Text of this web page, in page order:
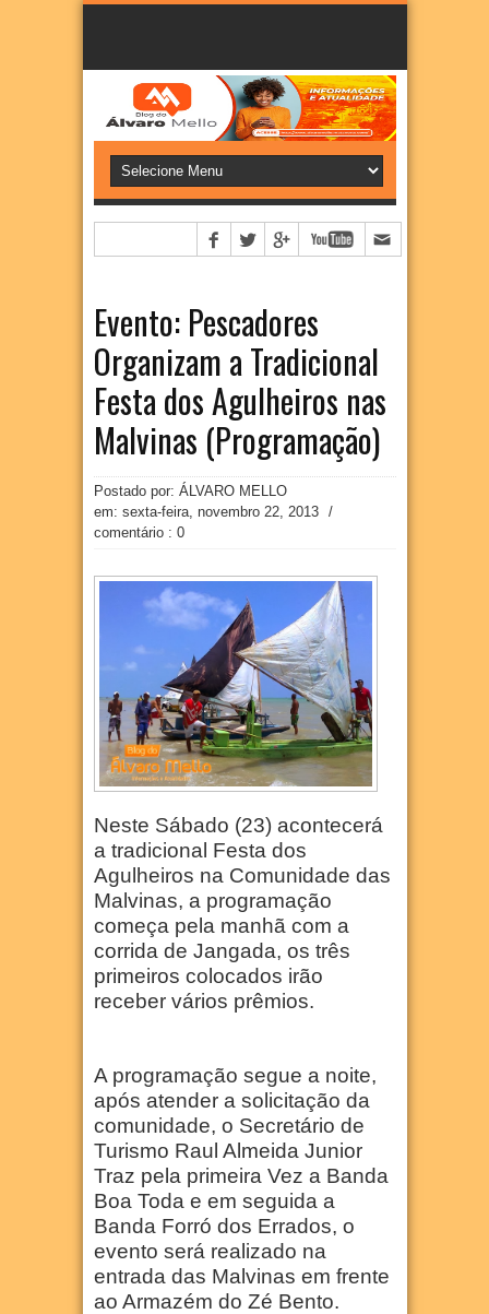
Evento: Pescadores
Organizam a Tradicional
Festa dos Agulheiros nas
Malvinas (Programação)
Postado por: ÁLVARO MELLO
em: sexta-feira, novembro 22, 2013
/
comentário : 0
Neste Sábado (23) acontecerá
a tradicional Festa dos
Agulheiros na Comunidade das
Malvinas, a programação
começa pela manhã com a
corrida de Jangada, os três
primeiros colocados irão
receber vários prêmios.
A programação segue a noite,
após atender a solicitação da
comunidade, o Secretário de
Turismo Raul Almeida Junior
Traz pela primeira Vez a Banda
Boa Toda e em seguida a
Banda Forró dos Errados, o
evento será realizado na
entrada das Malvinas em frente
ao Armazém do Zé Bento.